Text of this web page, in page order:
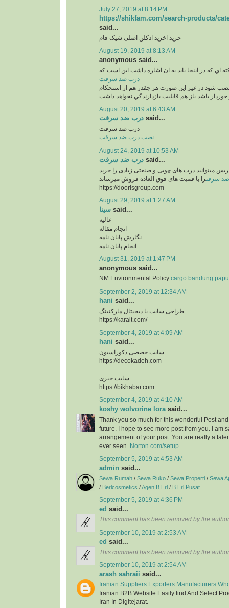
July 27, 2019 at 8:14 PM
https://shikfam.com/search-products/
said...
خرید اخرید ادکلن اصلی شیک فام
August 19, 2019 at 8:13 AM
anonymous said...
اي كه در اينجا بايد به ان اشاره داشت اين است كه
درب ضد سرقت
شود در غير اين صورت هر چقدر هم از استحكام
باشد باز هم قابليت بازدارندگي نخواهد داشت
August 20, 2019 at 6:43 AM
درب ضد سرقت said...
درب ضد سرقت
نصب درب ضد سرقت
August 24, 2019 at 10:53 AM
درب ضد سرقت said...
میتوانید درب های چوبی و صنعتی زیادی را خرید
سرقترا با قمیت های فوق العاده فروش میرساند
https://doorisgroup.com
August 29, 2019 at 1:27 AM
سینا said...
عالیه
انجام مقاله
نگارش پایان نامه
انجام پایان نامه
August 31, 2019 at 1:47 PM
anonymous said...
NM Environmental Policy cargo bandung
September 2, 2019 at 12:34 AM
hani said...
طراحی سایت با دیجیتال مارکتینگ
https://karait.com/
September 4, 2019 at 4:09 AM
hani said...
سایت خصصی دکوراسیون
https://decokadeh.com
سایت خبری
https://bikhabar.com
September 4, 2019 at 4:10 AM
koshy wolvorine lorasaid...
Thank you so much for this wonderful Post
future. I hope to see more post from you. I am
arrangement of your post. You are really a
ever seen.
Norton.com/setup
September 5, 2019 at 4:53 AM
admin said...
Sewa Rumah / Sewa Ruko / Sewa Properti / Sewa
/ Berlcosmetics /Agen B Erl / B Erl Pusat
September 5, 2019 at 4:36 PM
ed said...
This comment has been removed by the
September 10, 2019 at 2:53 AM
ed said...
This comment has been removed by the
September 10, 2019 at 2:54 AM
arash sahraii said...
Iranian Suppliers Exporters Manufacturers
Iranian B2B Website Easily find And Select
Iran In Digitejarat.